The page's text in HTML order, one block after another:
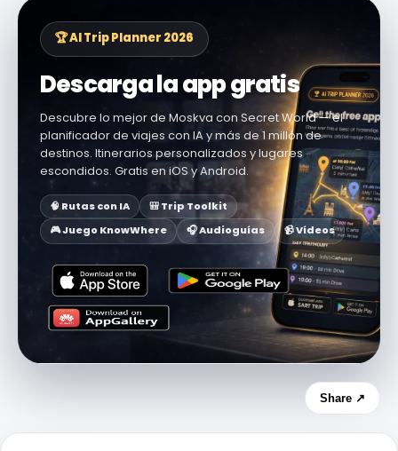
🏆 AI Trip Planner 2026
Descarga la app gratis
Descubre lo mejor de Moskva con Secret World — el
planificador de viajes con IA y más de 1 millón de
destinos. Itinerarios personalizados y lugares
escondidos. Gratis en iOS y Android.
🧠 Rutas con IA
🎒 Trip Toolkit
🎮 Juego KnowWhere
🎧 Audioguías 📹 Vídeos
Share ↗